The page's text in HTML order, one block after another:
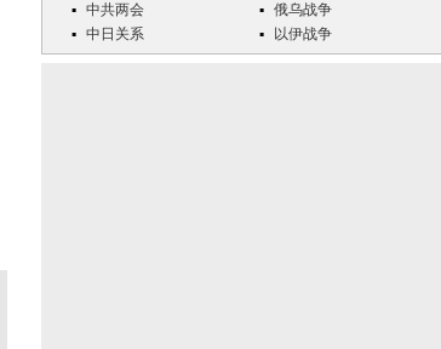
中共两会
俄乌战争
中日关系
以伊战争